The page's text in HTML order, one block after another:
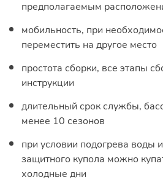
предполагаемым
мобильность, при
переместить на другое место
простота сборки, все этапы
инструкции
длительный срок службы,
менее 10 сезонов
при условии подогрева воды
защитного купола можно
холодные дни